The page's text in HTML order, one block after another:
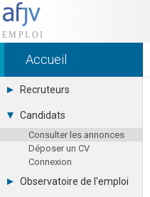
Accueil
Recruteurs
Déposer une annonce
Tarifs
Interface recruteur
Candidats
Consulter les annonces
Déposer un CV
Connexion
Observatoire de l'emploi